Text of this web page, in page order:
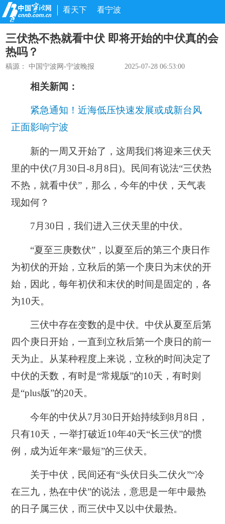
看天下 看宁波
三伏热不热就看中伏 即将开始的中伏真的会
热吗？
稿源：中国宁波网-宁波晚报 2025-07-28 06:53:00
相关新闻：
紧急通知！近海低压快速发展或成新台风
正面影响宁波
新的一周又开始了，这周我们将迎来三伏天
里的中伏(7月30日-8月8日)。民间有说法“三伏热
不热，就看中伏”，那么，今年的中伏，天气表
现如何？
7月30日，我们进入三伏天里的中伏。
“夏至三庚数伏”，以夏至后的第三个庚日作
为初伏的开始，立秋后的第一个庚日为末伏的开
始，因此，每年初伏和末伏的时间是固定的，各
为10天。
三伏中存在变数的是中伏。中伏从夏至后第
四个庚日开始，一直到立秋后第一个庚日的前一
天为止。从某种程度上来说，立秋的时间决定了
中伏的天数，有时是“常规版”的10天，有时则
是“plus版”的20天。
今年的中伏从7月30日开始持续到8月8日，
只有10天，一举打破近10年40天“长三伏”的惯
例，成为近年来“最短”的三伏天。
关于中伏，民间还有“头伏日头二伏火”“冷
在三九，热在中伏”的说法，意思是一年中最热
的日子属三伏，而三伏中又以中伏最热。